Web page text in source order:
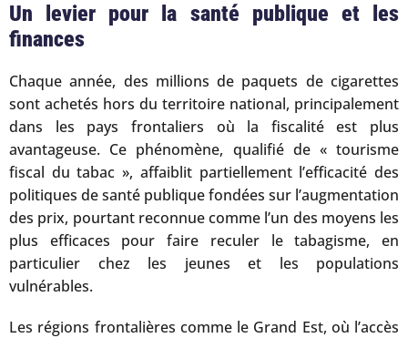
Un levier pour la santé publique et les
finances
Chaque année, des millions de paquets de cigarettes
sont achetés hors du territoire national, principalement
dans les pays frontaliers où la fiscalité est plus
avantageuse. Ce phénomène, qualifié de « tourisme
fiscal du tabac », affaiblit partiellement l’efficacité des
politiques de santé publique fondées sur l’augmentation
des prix, pourtant reconnue comme l’un des moyens les
plus efficaces pour faire reculer le tabagisme, en
particulier chez les jeunes et les populations
vulnérables.
Les régions frontalières comme le Grand Est, où l’accès